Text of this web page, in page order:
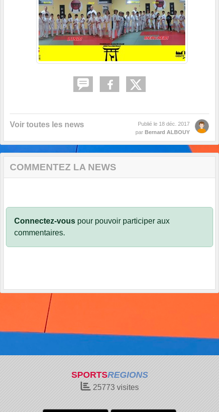
Voir toutes les news Publié le 18 déc. 2017
par Bernard ALBOUY
COMMENTEZ LA NEWS
Connectez-vous pour pouvoir participer aux
commentaires.
SPORTSREGIONS
25773visites